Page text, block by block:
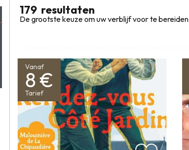
179 resultaten
De grootste keuze om uw verblijf voor te bereiden
Vanaf
8 €
Tarief